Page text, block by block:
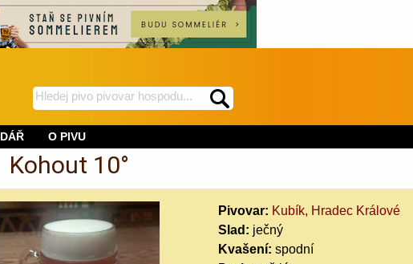
hledej
BeerWeb
spustí
O PIVU
Kohout 10°
Pivovar: Kubík, Hradec Králové
Slad: ječný
Kvašení: spodní